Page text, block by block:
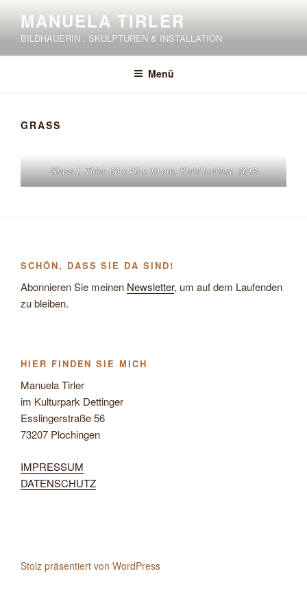
springen
MANUELA TIRLER
BILDHAUERIN . SKULPTUREN & INSTALLATION
Menü
GRASS
Grass I, Tirler, 60 x 40 x 10 cm, Stahl brüniert, 2018
SCHÖN, DASS SIE DA SIND!
Abonnieren Sie meinen Newsletter, um auf dem Laufenden
zu bleiben.
HIER FINDEN SIE MICH
Manuela Tirler
im Kulturpark Dettinger
Esslingerstraße 56
73207 Plochingen
IMPRESSUM
DATENSCHUTZ
Stolz präsentiert von WordPress